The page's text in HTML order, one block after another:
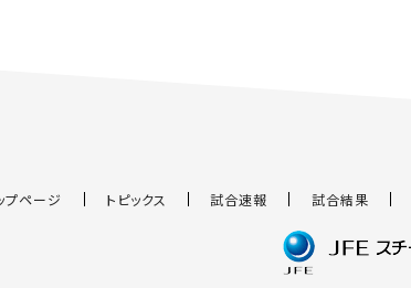
プページ トピックス 試合速報 試合結果